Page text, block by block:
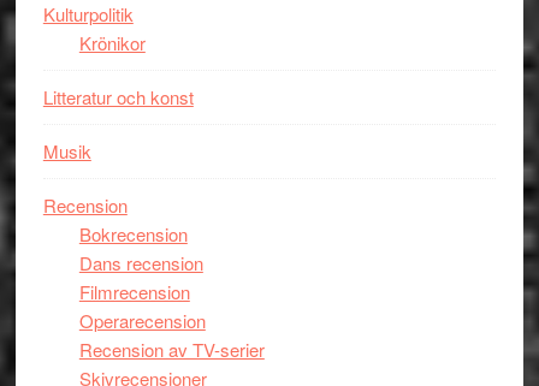
Kulturpolitik
Krönikor
Litteratur och konst
Musik
Recension
Bokrecension
Dans recension
Filmrecension
Operarecension
Recension av TV-serier
Skivrecensioner